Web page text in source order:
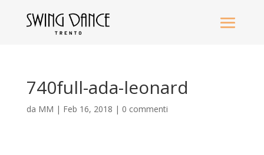
740full-ada-leonard
da MM | Feb 16, 2018 | 0 commenti